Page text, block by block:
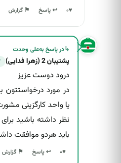
♥۰ ↩ پاسخ ⚑ گزارش
↳در پاسخ بهعلی وحدت
پشتیبان 2 (زهرا فدایی)
درود دوست عزیز
در مورد درخواستتون
یا واحد کارگزینی
نظر داشته باشید
باید هردو موافقت
♥۰ ↩ پاسخ ⚑ گزارش